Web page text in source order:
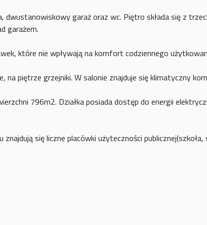
garaż oraz wc. Piętro składa się z
garażem.
które nie wpływają na komfort codziennego
piętrze grzejniki. W salonie znajduje się klimatyczny
796m2. Działka posiada dostęp do energii
się liczne placówki użyteczności